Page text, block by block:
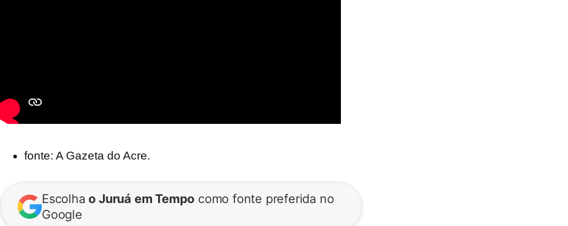
fonte: A Gazeta do Acre.
Escolhao Juruá em Tempo como fonte preferida no
Google